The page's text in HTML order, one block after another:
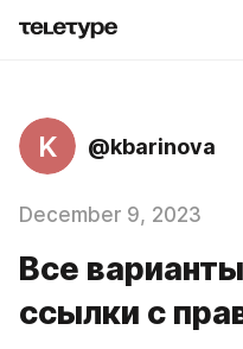
K @kbarinova
December 9, 2023
Все
ссылки с